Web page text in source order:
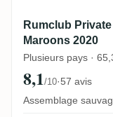
Rumclub
Maroons 2020
Plusieurs pays ·
8,1/10·57 avis
Assemblage